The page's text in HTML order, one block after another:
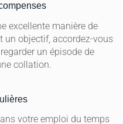
excellente manière de
un objectif, accordez-vous
un épisode de
collation.
votre emploi du temps